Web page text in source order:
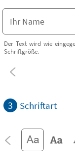
Der Text wird wie
Schriftgröße.
3 Schriftart